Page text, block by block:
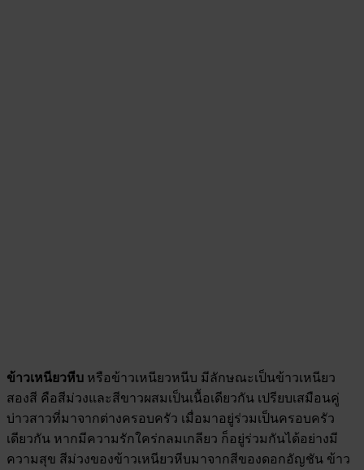
ข้าวเหนียวหีบ หรือข้าวเหนียวหนีบ มีลักษณะเป็นข้าวเหนียว
สองสี คือสีม่วงและสีขาวผสมเป็นเนื้อเดียวกัน เปรียบเสมือนคู่
บ่าวสาวที่มาจากต่างครอบครัว เมื่อมาอยู่ร่วมเป็นครอบครัว
เดียวกัน หากมีความรักใคร่กลมเกลียว ก็อยู่ร่วมกันได้อย่างมี
ความสุข สีม่วงของข้าวเหนียวหีบมาจากสีของดอกอัญชัน ข้าว